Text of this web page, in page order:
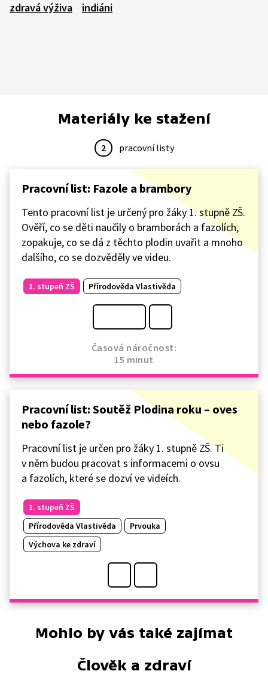
zdravá výživa
indiáni
Materiály ke stažení
2 pracovní listy
Pracovní list: Fazole a brambory
Tento pracovní list je určený pro žáky 1. stupně ZŠ.
Ověří, co se děti naučily o bramborách a fazolích,
zopakuje, co se dá z těchto plodin uvařit a mnoho
dalšího, co se dozvěděly ve videu.
1. stupeň ZŠ Přírodověda Vlastivěda
Časová náročnost:
15 minut
Pracovní list: Soutěž Plodina roku –⁠ oves
nebo fazole?
Pracovní list je určen pro žáky 1. stupně ZŠ. Ti
v něm budou pracovat s informacemi o ovsu
a fazolích, které se dozví ve videích.
1. stupeň ZŠ
Přírodověda Vlastivěda
Prvouka
Výchova ke zdraví
Mohlo by vás také zajímat
Člověk a zdraví